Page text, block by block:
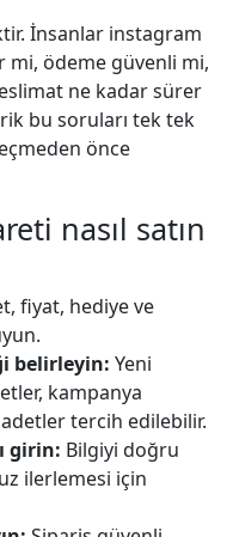
İnsanlar instagram
mi, ödeme güvenli mi,
ne kadar sürer
bu soruları tek tek
önce
nasıl satın
fiyat, hediye ve
belirleyin: Yeni
kampanya
tercih edilebilir.
girin: Bilgiyi doğru
ilerlemesi için